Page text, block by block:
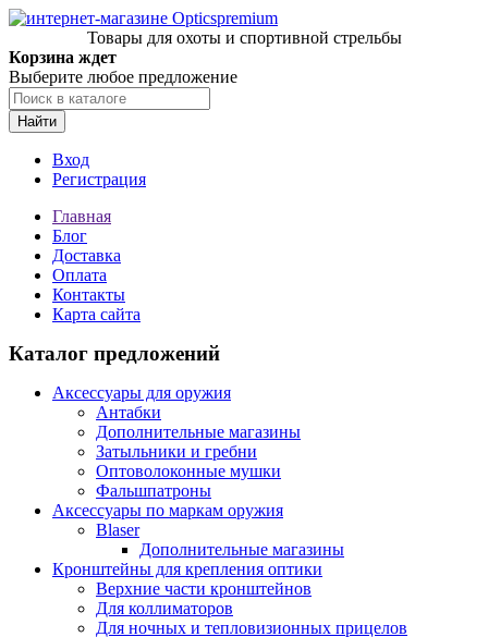
Товары для охоты и спортивной стрельбы
Корзина ждет
Выберите любое предложение
Найти
Вход
Регистрация
Главная
Блог
Доставка
Оплата
Контакты
Карта сайта
Каталог предложений
Аксессуары для оружия
Антабки
Дополнительные магазины
Затыльники и гребни
Оптоволоконные мушки
Фальшпатроны
Аксессуары по маркам оружия
Blaser
Дополнительные магазины
Кронштейны для крепления оптики
Верхние части кронштейнов
Для коллиматоров
Для ночных и тепловизионных прицелов